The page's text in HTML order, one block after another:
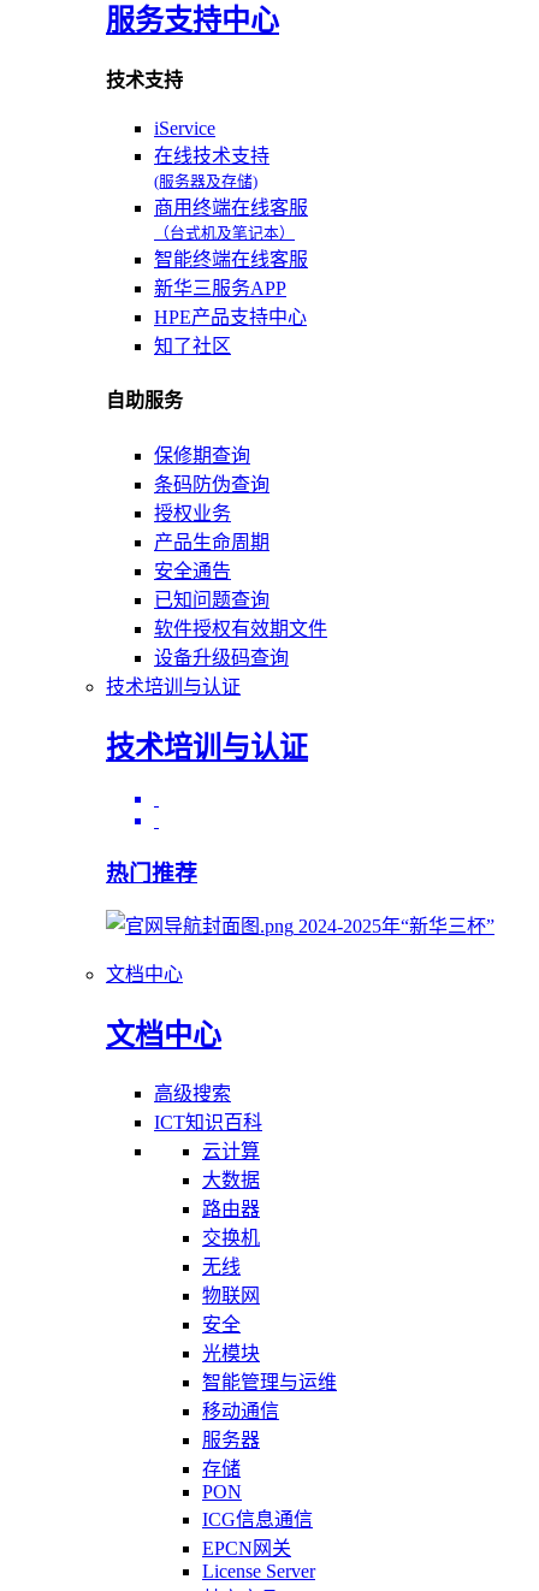
服务支持中心
技术支持
iService
在线技术支持
(服务器及存储)
商用终端在线客服
（台式机及笔记本）
智能终端在线客服
新华三服务APP
HPE产品支持中心
知了社区
自助服务
保修期查询
条码防伪查询
授权业务
产品生命周期
安全通告
已知问题查询
软件授权有效期文件
设备升级码查询
技术培训与认证
技术培训与认证
热门推荐
2024-2025年“新华三杯”
文档中心
文档中心
高级搜索
ICT知识百科
云计算
大数据
路由器
交换机
无线
物联网
安全
光模块
智能管理与运维
移动通信
服务器
存储
PON
ICG信息通信
EPCN网关
License Server